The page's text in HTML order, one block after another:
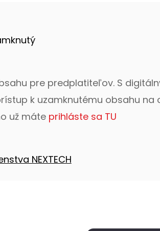
pre predplatiteľov. S
k uzamknutému obsahu na
už máte prihláste sa TU
NEXTECH